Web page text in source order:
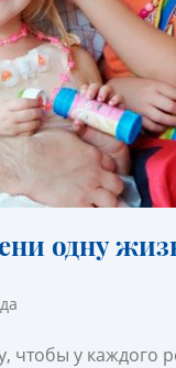
одну
чтобы у каждого